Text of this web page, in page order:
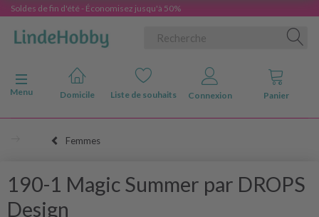
Soldes de fin d'été - Économisez jusqu'à 50%
Basculer la navigation
Menu
Domicile Liste de souhaits Connexion Panier
Femmes
190-1 Magic Summer par DROPS
Design